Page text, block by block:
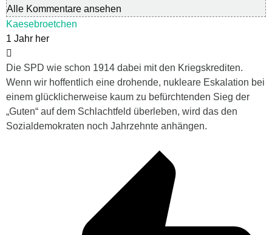
Alle Kommentare ansehen
Kaesebroetchen
1 Jahr her
Die SPD wie schon 1914 dabei mit den Kriegskrediten.
Wenn wir hoffentlich eine drohende, nukleare Eskalation bei
einem glücklicherweise kaum zu befürchtenden Sieg der
„Guten“ auf dem Schlachtfeld überleben, wird das den
Sozialdemokraten noch Jahrzehnte anhängen.